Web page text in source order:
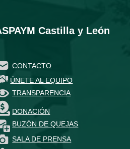
Castilla y León
CONTACTO
ÚNETE AL EQUIPO
TRANSPARENCIA
DONACIÓN
BUZÓN DE QUEJAS
SALA DE PRENSA